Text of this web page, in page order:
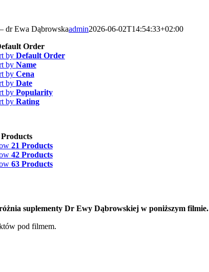
dr Ewa Dąbrowskaadmin2026-06-02T14:54:33+02:00
Order
by Default Order
by Name
by Cena
by Date
by Popularity
by Rating
Products
21 Products
42 Products
63 Products
suplementy Dr Ewy Dąbrowskiej w poniższym filmie.
pod filmem.